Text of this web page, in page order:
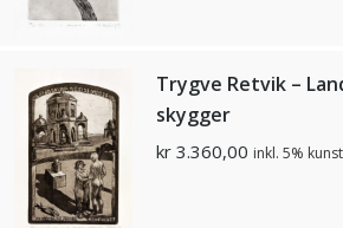
Trygve Retvik –
skygger
kr 3.360,00 inkl. 5%